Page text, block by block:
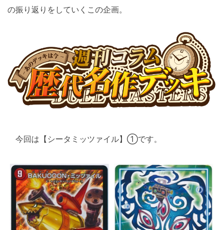
の振り返りをしていくこの企画。
今回は【シータミッツァイル】①です。